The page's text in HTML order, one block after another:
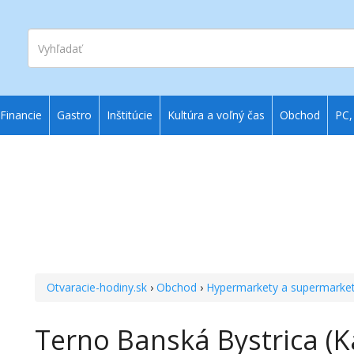
Vyhľadať
Otvaracie-hodiny.sk ›Obchod › Hypermarkety a
Terno Banská Bystrica
Financie Gastro Inštitúcie Kultúra a voľný čas Obchod